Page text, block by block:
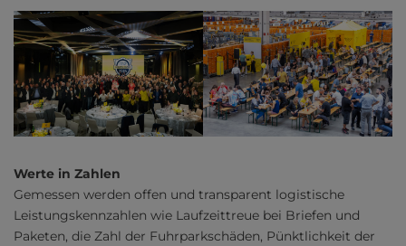
Werte in Zahlen
Gemessen werden offen und transparent logistische
Leistungskennzahlen wie Laufzeittreue bei Briefen und
Paketen, die Zahl der Fuhrparkschäden, Pünktlichkeit der